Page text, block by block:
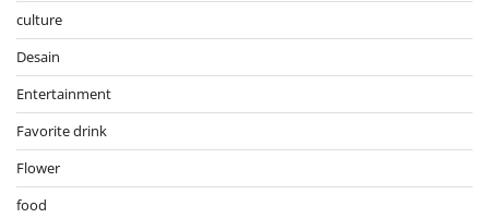
culture
Desain
Entertainment
Favorite drink
Flower
food